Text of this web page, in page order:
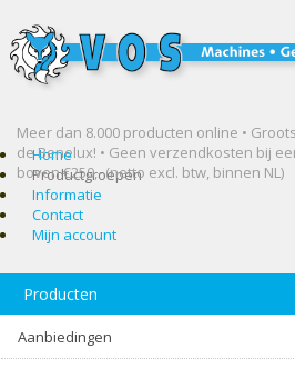
Meer dan 8.000 producten online •
de Benelux! • Geen verzendkosten bij
boven €250,- (netto excl. btw, binnen NL)
Home
Productgroepen
Informatie
Contact
Mijn account
Producten
Aanbiedingen